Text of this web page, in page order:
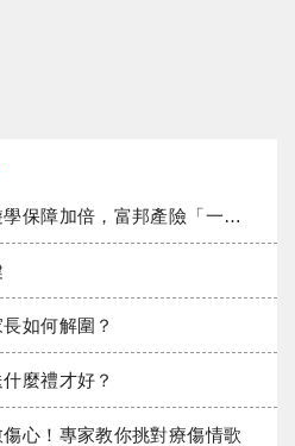
產險「一期逐夢」專案加碼遠距醫療與緊急救援
如何解圍？
麼禮才好？
心！專家教你挑對療傷情歌